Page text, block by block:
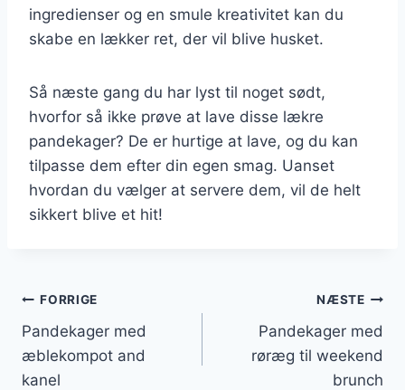
ingredienser og en smule kreativitet kan du
skabe en lækker ret, der vil blive husket.
Så næste gang du har lyst til noget sødt,
hvorfor så ikke prøve at lave disse lækre
pandekager? De er hurtige at lave, og du kan
tilpasse dem efter din egen smag. Uanset
hvordan du vælger at servere dem, vil de helt
sikkert blive et hit!
Indlægsnavigation
FORRIGE
Pandekager med
æblekompot and
kanel
NÆSTE
Pandekager med
røræg til weekend
brunch